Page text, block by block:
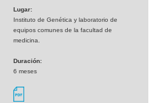
Lugar:
Instituto de Genética y laboratorio de
equipos comunes de la facultad de
medicina.
Duración:
6 meses